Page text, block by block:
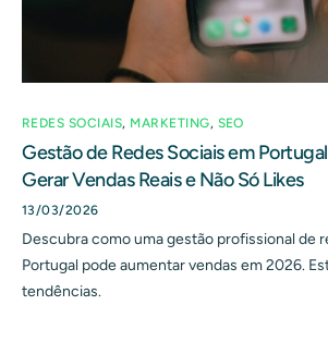
REDES SOCIAIS, MARKETING, SEO
Gestão de Redes Sociais em
Gerar Vendas Reais e Não Só Likes
13/03/2026
Descubra como uma gestão profissional de
Portugal pode aumentar vendas em 2026.
tendências.